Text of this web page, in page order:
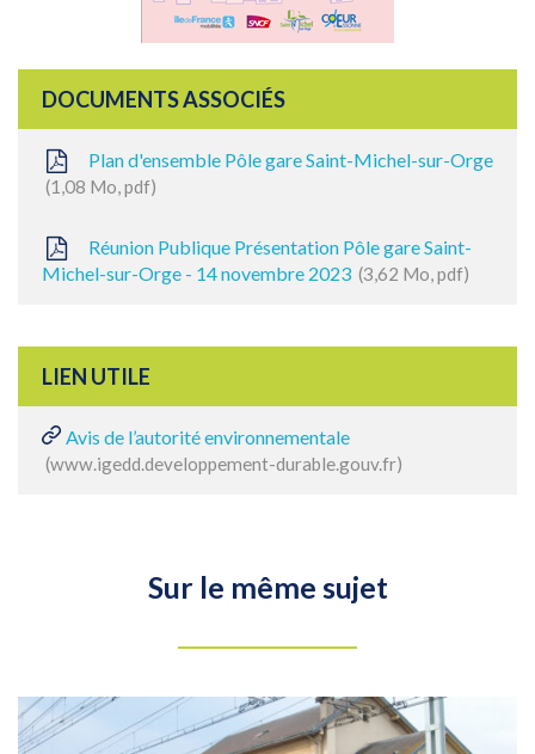
DOCUMENTS ASSOCIÉS
Plan d'ensemble Pôle gare Saint-Michel-sur-Orge
1,08 Mo, pdf
Réunion Publique Présentation Pôle gare Saint-
Michel-sur-Orge - 14 novembre 2023 3,62 Mo, pdf
LIEN UTILE
Avis de l’autorité environnementale
www.igedd.developpement-durable.gouv.fr
Sur le même sujet